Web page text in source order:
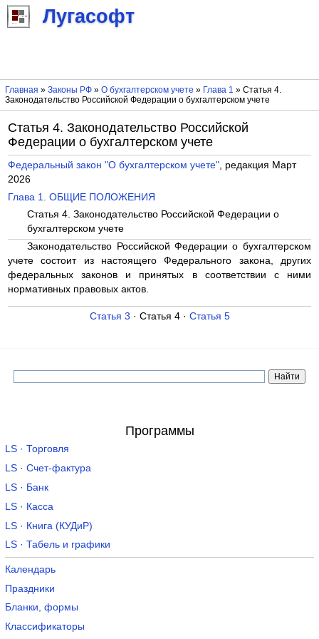
Лугасофт
Главная » Законы РФ» О бухгалтерском учете » Глава 1 » Статья 4.
Законодательство Российской Федерации о бухгалтерском учете
Статья 4. Законодательство Российской
Федерации о бухгалтерском учете
Федеральный закон "О бухгалтерском учете", редакция Март
2026
Глава 1. ОБЩИЕ ПОЛОЖЕНИЯ
Статья 4. Законодательство Российской Федерации о
бухгалтерском учете
Законодательство Российской Федерации о бухгалтерском
учете состоит из настоящего Федерального закона, других
федеральных законов и принятых в соответствии с ними
нормативных правовых актов.
Статья 3 · Статья 4 · Статья 5
Программы
LS · Торговля
LS · Счет-фактура
LS · Банк
LS · Касса
LS · Книга (КУДиР)
LS · Табель и графики
Календарь
Праздники
Бланки, формы
Классификаторы